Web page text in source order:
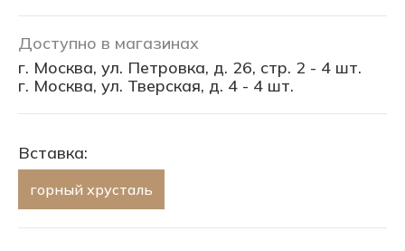
Доступно в магазинах
г. Москва, ул. Петровка, д. 26, стр. 2 - 4 шт.
г. Москва, ул. Тверская, д. 4 - 4 шт.
Вставка:
горный хрусталь